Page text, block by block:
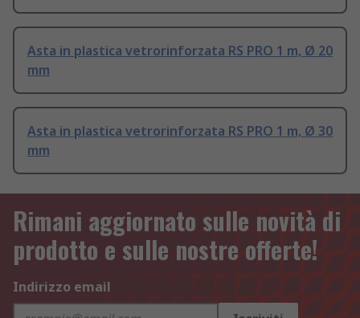
Asta in plastica vetrorinforzata RS PRO 1 m, Ø 20
mm
Asta in plastica vetrorinforzata RS PRO 1 m, Ø 30
mm
Rimani aggiornato sulle novità di
prodotto e sulle nostre offerte!
Indirizzo email